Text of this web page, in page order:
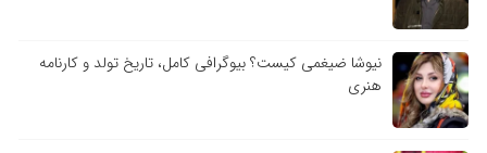
نیوشا ضیغمی کیست؟ بیوگرافی کامل، تاریخ تولد و کارنامه
هنری